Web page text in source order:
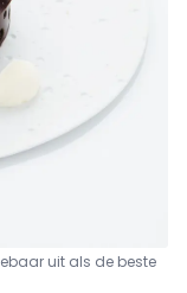
uit als de beste